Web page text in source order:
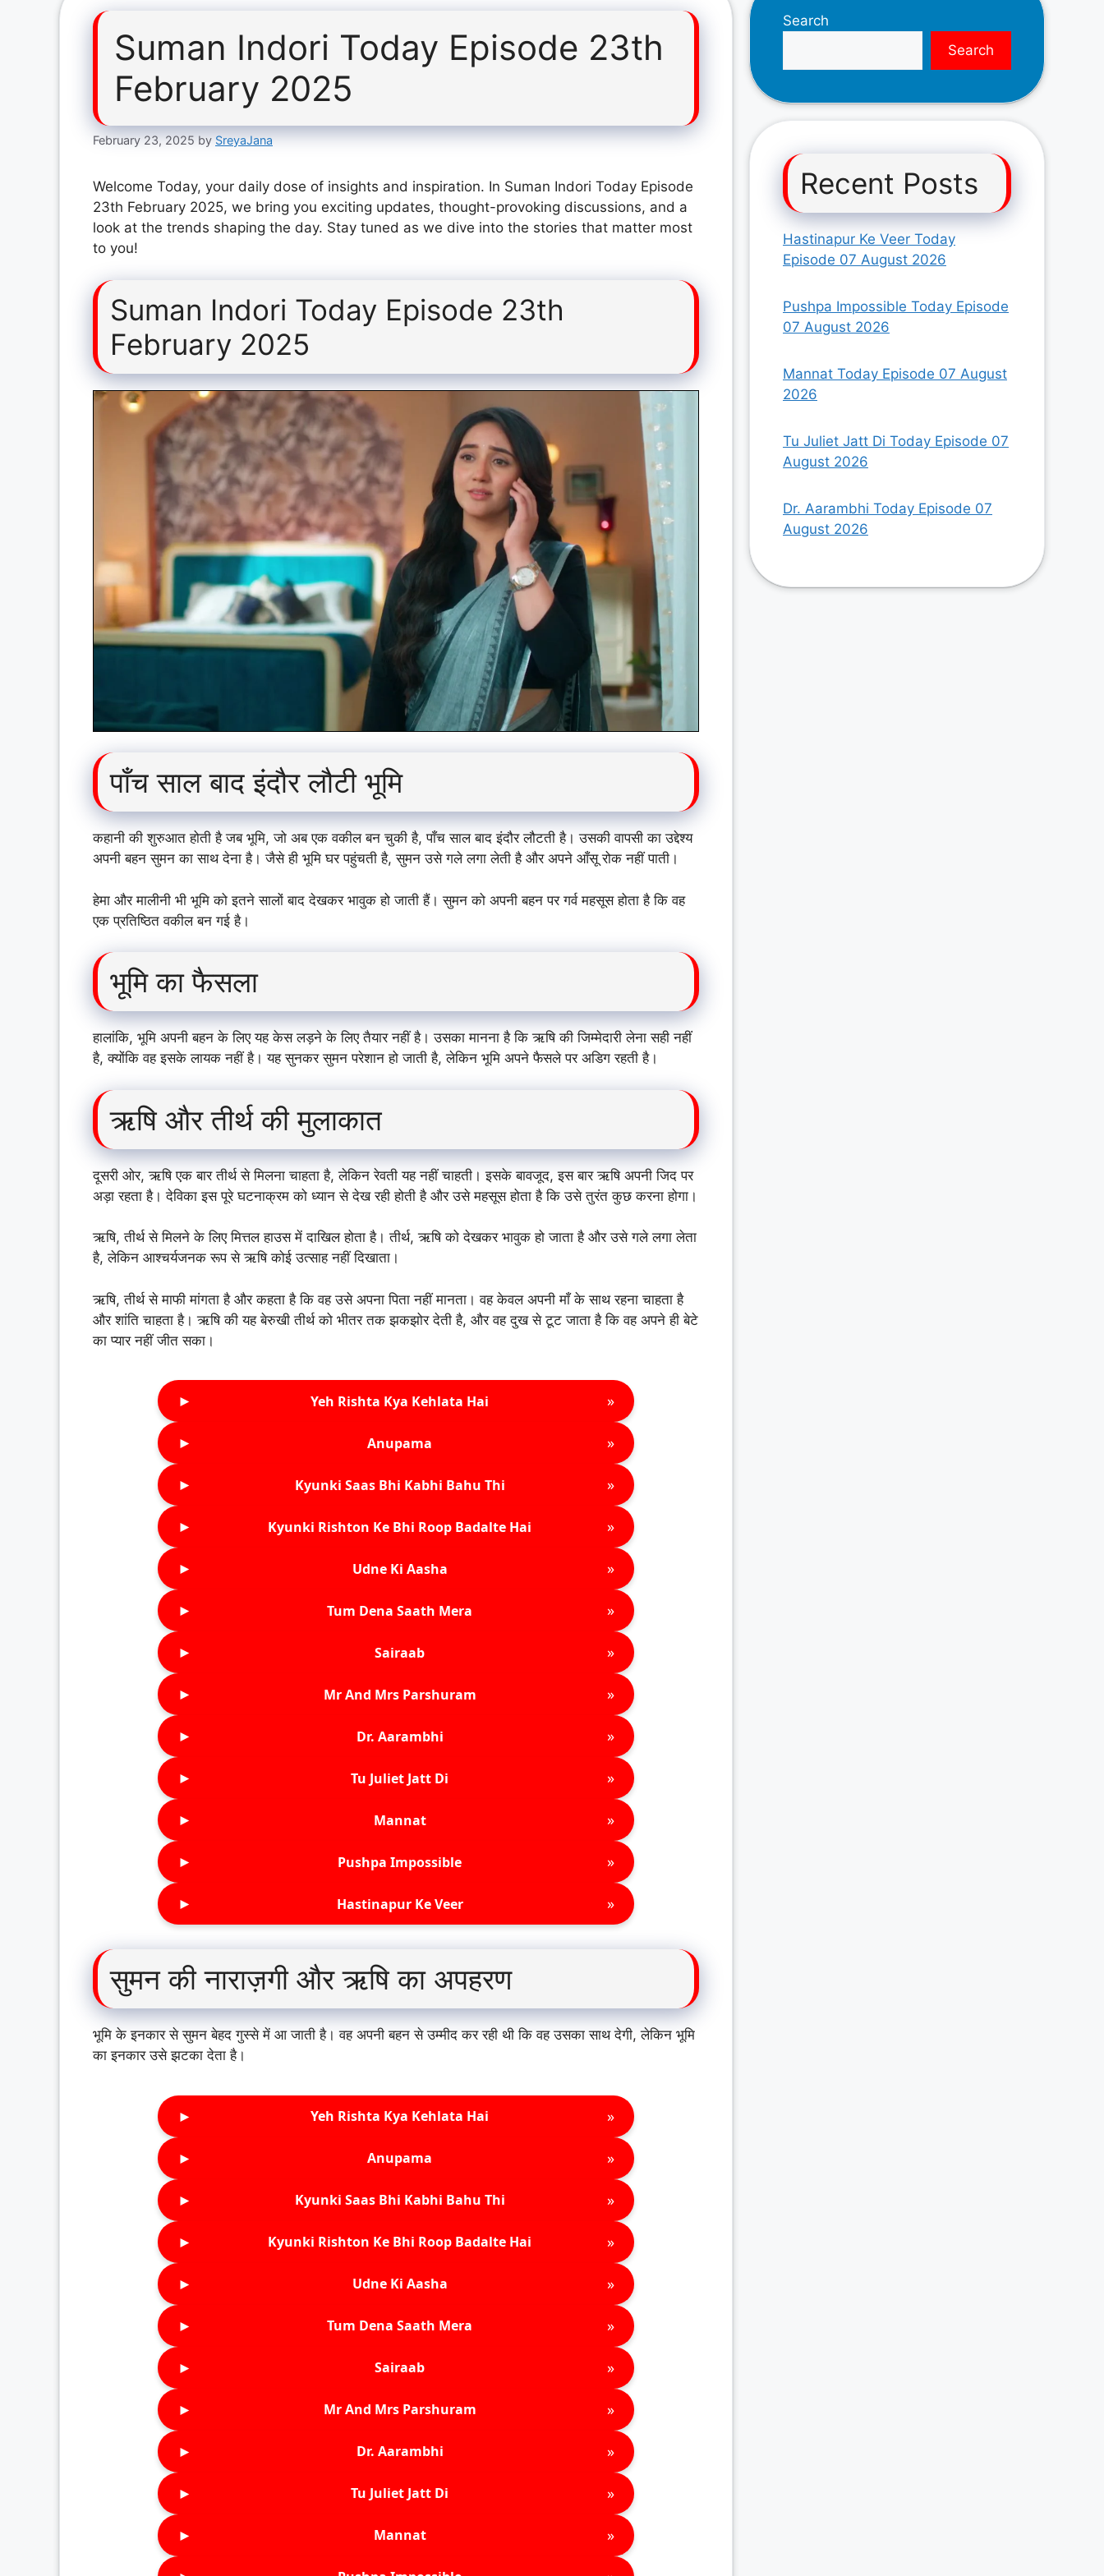
Suman Indori Today Episode 23th
February 2025
February 23, 2025 by SreyaJana
Welcome Today, your daily dose of insights and inspiration. In Suman Indori Today Episode
23th February 2025, we bring you exciting updates, thought-provoking discussions, and a
look at the trends shaping the day. Stay tuned as we dive into the stories that matter most
to you!
Suman Indori Today Episode 23th
February 2025
पाँच साल बाद इंदौर लौटी भूमि
कहानी की शुरुआत होती है जब भूमि, जो अब एक वकील बन चुकी है, पाँच साल बाद इंदौर लौटती है। उसकी वापसी का उद्देश्य
अपनी बहन सुमन का साथ देना है। जैसे ही भूमि घर पहुंचती है, सुमन उसे गले लगा लेती है और अपने आँसू रोक नहीं पाती।
हेमा और मालीनी भी भूमि को इतने सालों बाद देखकर भावुक हो जाती हैं। सुमन को अपनी बहन पर गर्व महसूस होता है कि वह
एक प्रतिष्ठित वकील बन गई है।
भूमि का फैसला
हालांकि, भूमि अपनी बहन के लिए यह केस लड़ने के लिए तैयार नहीं है। उसका मानना है कि ऋषि की जिम्मेदारी लेना सही नहीं
है, क्योंकि वह इसके लायक नहीं है। यह सुनकर सुमन परेशान हो जाती है, लेकिन भूमि अपने फैसले पर अडिग रहती है।
ऋषि और तीर्थ की मुलाकात
दूसरी ओर, ऋषि एक बार तीर्थ से मिलना चाहता है, लेकिन रेवती यह नहीं चाहती। इसके बावजूद, इस बार ऋषि अपनी जिद पर
अड़ा रहता है। देविका इस पूरे घटनाक्रम को ध्यान से देख रही होती है और उसे महसूस होता है कि उसे तुरंत कुछ करना होगा।
ऋषि, तीर्थ से मिलने के लिए मित्तल हाउस में दाखिल होता है। तीर्थ, ऋषि को देखकर भावुक हो जाता है और उसे गले लगा लेता
है, लेकिन आश्चर्यजनक रूप से ऋषि कोई उत्साह नहीं दिखाता।
ऋषि, तीर्थ से माफी मांगता है और कहता है कि वह उसे अपना पिता नहीं मानता। वह केवल अपनी माँ के साथ रहना चाहता है
और शांति चाहता है। ऋषि की यह बेरुखी तीर्थ को भीतर तक झकझोर देती है, और वह दुख से टूट जाता है कि वह अपने ही बेटे
का प्यार नहीं जीत सका।
► Yeh Rishta Kya Kehlata Hai »
► Anupama »
► Kyunki Saas Bhi Kabhi Bahu Thi »
► Kyunki Rishton Ke Bhi Roop Badalte Hai »
► Udne Ki Aasha »
► Tum Dena Saath Mera »
► Sairaab »
► Mr And Mrs Parshuram »
► Dr. Aarambhi »
► Tu Juliet Jatt Di »
► Mannat »
► Pushpa Impossible »
► Hastinapur Ke Veer »
सुमन की नाराज़गी और ऋषि का अपहरण
भूमि के इनकार से सुमन बेहद गुस्से में आ जाती है। वह अपनी बहन से उम्मीद कर रही थी कि वह उसका साथ देगी, लेकिन भूमि
का इनकार उसे झटका देता है।
► Yeh Rishta Kya Kehlata Hai »
► Anupama »
► Kyunki Saas Bhi Kabhi Bahu Thi »
► Kyunki Rishton Ke Bhi Roop Badalte Hai »
► Udne Ki Aasha »
► Tum Dena Saath Mera »
► Sairaab »
► Mr And Mrs Parshuram »
► Dr. Aarambhi »
► Tu Juliet Jatt Di »
► Mannat »
Search
Search
Recent Posts
Hastinapur Ke Veer Today
Episode 07 August 2026
Pushpa Impossible Today Episode
07 August 2026
Mannat Today Episode 07 August
2026
Tu Juliet Jatt Di Today Episode 07
August 2026
Dr. Aarambhi Today Episode 07
August 2026